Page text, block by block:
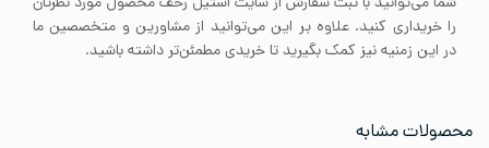
را خریداری کنید. علاوه بر این می‌توانید از مشاورین و متخصصین ما
در این زمنیه نیز کمک بگیرید تا خریدی مطمئن‌تر داشته باشید.
محصولات مشابه